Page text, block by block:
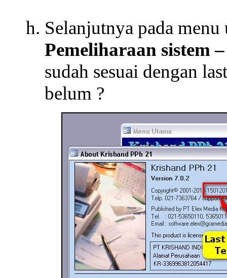
Selanjutnya pada
Pemeliharaan sistem
sudah sesuai dengan
belum ?